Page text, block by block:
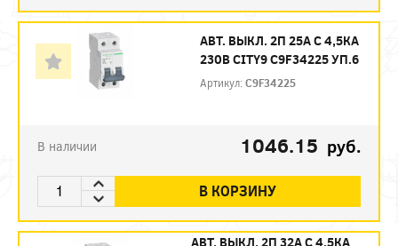
АВТ. ВЫКЛ. 2П 25А С 4,5КА
230В CITY9 C9F34225 УП.6
Артикул:C9F34225
В наличии 1046.15 руб.
В КОРЗИНУ
АВТ. ВЫКЛ. 2П 32А С 4,5КА